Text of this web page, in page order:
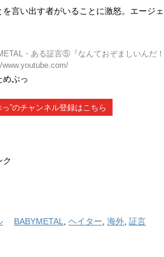
を言い出す者がいることに激怒。エー
・ある証言⑤『なんておぞましいんだ
めぷっ
”のチャンネル登録はこちら
ク
BABYMETAL ヘイター 海外 証言